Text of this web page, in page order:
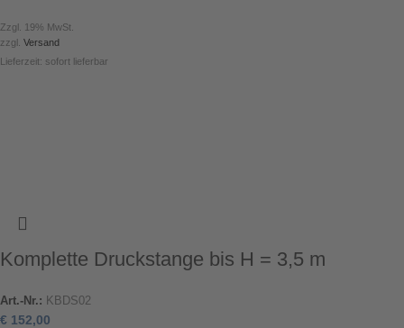
Zzgl. 19% MwSt.
zzgl. Versand
Lieferzeit: sofort lieferbar
Komplette Druckstange bis H = 3,5 m
Art.-Nr.: KBDS02
€ 152,00